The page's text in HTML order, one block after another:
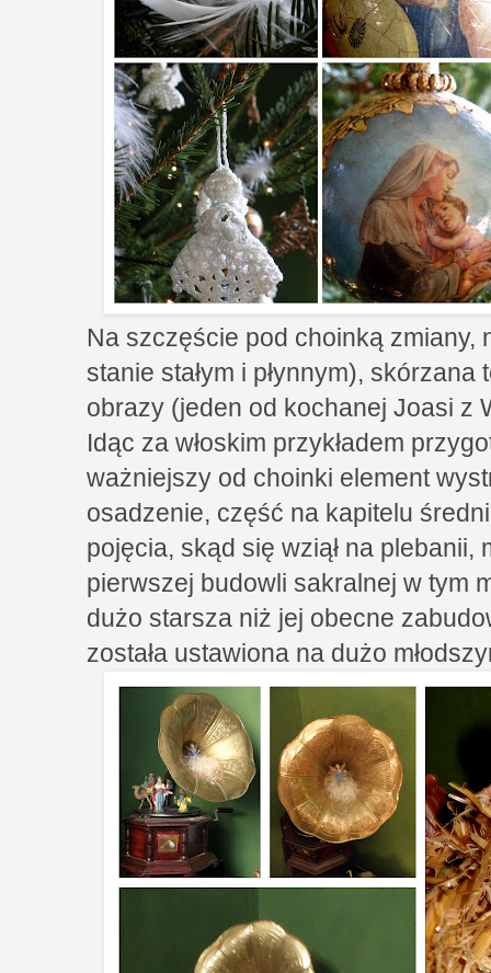
Na szczęście pod choinką zmiany,
stanie stałym i płynnym),
obrazy (jeden od kochanej Joasi z
Idąc za włoskim przykładem
ważniejszy od choinki element
osadzenie, część na kapitelu
pojęcia, skąd się wziął na plebanii,
pierwszej budowli sakralnej w tym
dużo starsza niż jej obecne
została ustawiona na dużo